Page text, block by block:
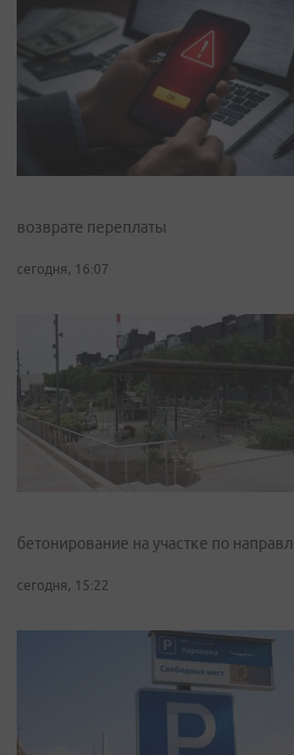
возврате переплаты
сегодня, 16:07
бетонирование на участке по
сегодня, 15:22